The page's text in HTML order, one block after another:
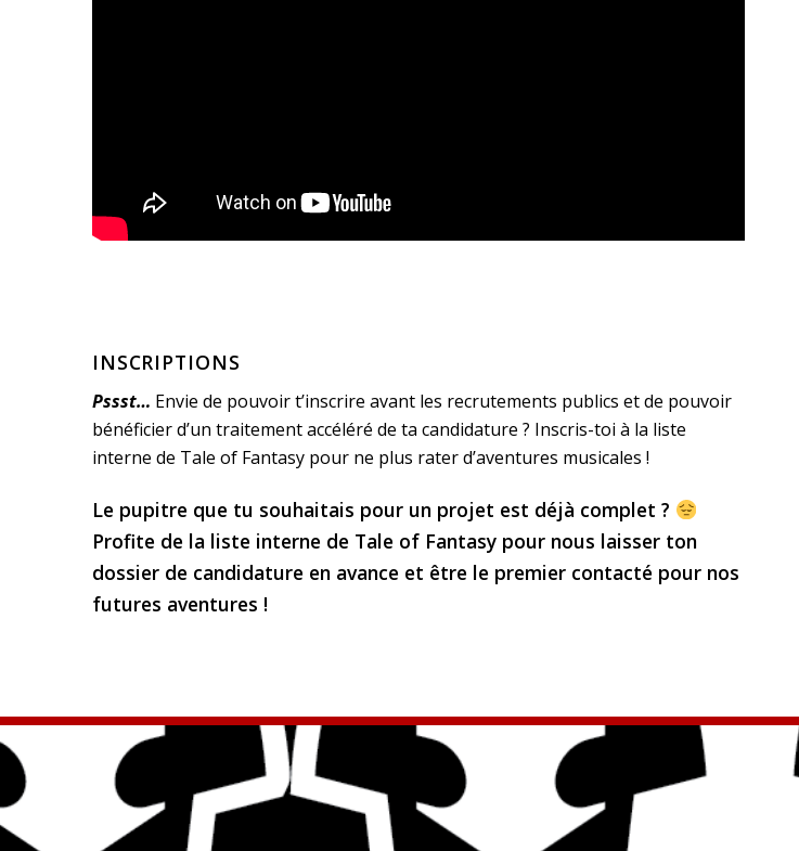
INSCRIPTIONS
Pssst… Envie de pouvoir t’inscrire avant les recrutements publics et de pouvoir
bénéficier d’un traitement accéléré de ta candidature ? Inscris-toi à la liste
interne de Tale of Fantasy pour ne plus rater d’aventures musicales !
Le pupitre que tu souhaitais pour un projet est déjà complet ?
Profite de la liste interne de Tale of Fantasy pour nous laisser ton
dossier de candidature en avance et être le premier contacté pour nos
futures aventures !